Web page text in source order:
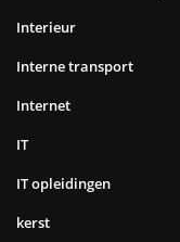
Interieur
Interne transport
Internet
IT
IT opleidingen
kerst